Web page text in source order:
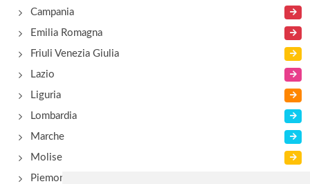
Campania
Emilia Romagna
Friuli Venezia Giulia
Lazio
Liguria
Lombardia
Marche
Molise
Piemonte